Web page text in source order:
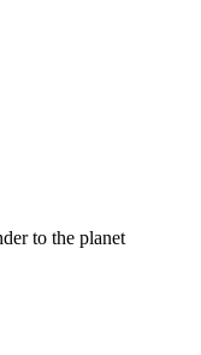
to the planet